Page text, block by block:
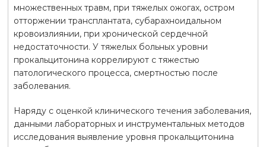
множественных травм, при тяжелых ожогах, остром
отторжении трансплантата, субарахноидальном
кровоизлиянии, при хронической сердечной
недостаточности. У тяжелых больных уровни
прокальцитонина коррелируют с тяжестью
патологического процесса, смертностью после
заболевания.
Наряду с оценкой клинического течения заболевания,
данными лабораторных и инструментальных методов
исследования выявление уровня прокальцитонина